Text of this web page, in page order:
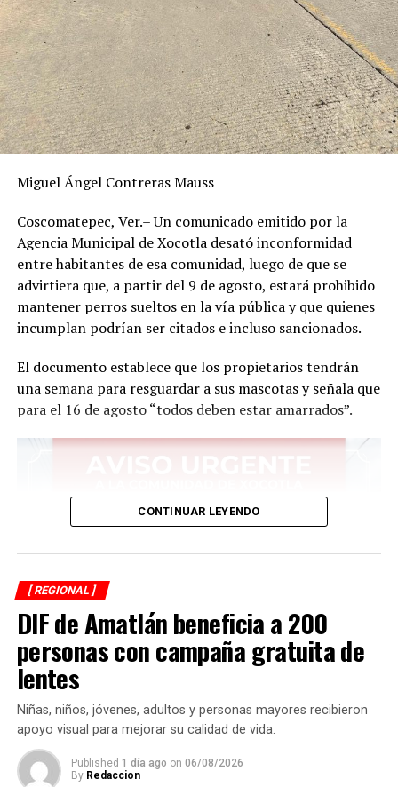
Miguel Ángel Contreras Mauss
Coscomatepec, Ver.– Un comunicado emitido por la
Agencia Municipal de Xocotla desató inconformidad
entre habitantes de esa comunidad, luego de que se
advirtiera que, a partir del 9 de agosto, estará prohibido
mantener perros sueltos en la vía pública y que quienes
incumplan podrían ser citados e incluso sancionados.
El documento establece que los propietarios tendrán
una semana para resguardar a sus mascotas y señala que
para el 16 de agosto “todos deben estar amarrados”.
CONTINUAR LEYENDO
[ REGIONAL ]
DIF de Amatlán beneficia a 200
personas con campaña gratuita de
lentes
Niñas, niños, jóvenes, adultos y personas mayores recibieron
apoyo visual para mejorar su calidad de vida.
Published 1 día ago on 06/08/2026
By Redaccion